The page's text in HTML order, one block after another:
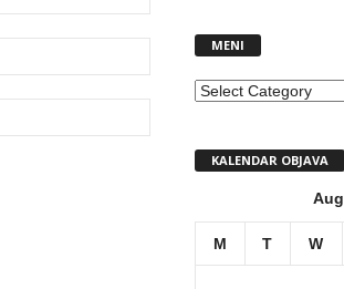
MENI
MENI
KALENDAR OBJAVA
M T W